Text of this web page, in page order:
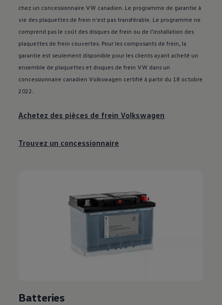
chez un concessionnaire VW canadien. Le programme de garantie à
vie des plaquettes de frein n’est pas transférable. Le programme ne
comprend pas le coût des disques de frein ou de l’installation des
plaquettes de frein couvertes. Pour les composants de frein, la
garantie est seulement disponible pour les clients ayant acheté un
ensemble de plaquettes et disques de frein VW dans un
concessionnaire canadien Volkswagen certifié à partir du 18 octobre
2022.
Achetez des pièces de frein Volkswagen
Trouvez un concessionnaire
Batteries